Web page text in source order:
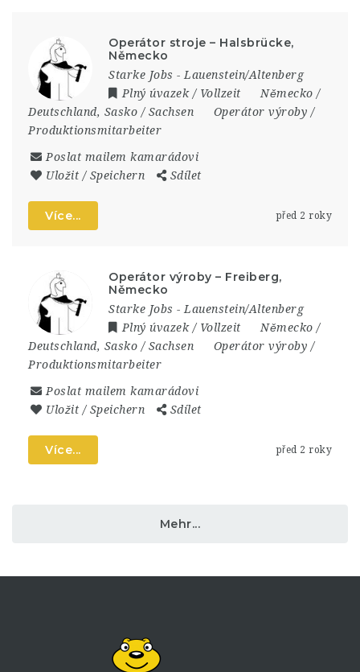
Operátor stroje – Halsbrücke,
Německo
Starke Jobs - Lauenstein/Altenberg
Plný úvazek / Vollzeit
Německo /
Deutschland, Sasko / Sachsen
Operátor výroby /
Produktionsmitarbeiter
Poslat mailem kamarádovi
Uložit / Speichern
Sdílet
Více... před 2 roky
Operátor výroby – Freiberg,
Německo
Starke Jobs - Lauenstein/Altenberg
Plný úvazek / Vollzeit
Německo /
Deutschland, Sasko / Sachsen
Operátor výroby /
Produktionsmitarbeiter
Poslat mailem kamarádovi
Uložit / Speichern
Sdílet
Více... před 2 roky
Mehr...